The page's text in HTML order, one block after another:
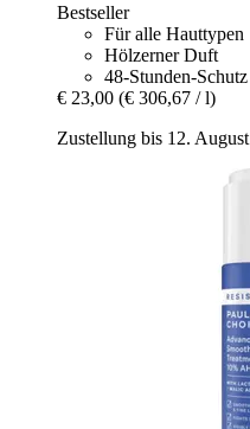
Bestseller
Für alle Hauttypen
Hölzerner Duft
48-Stunden-Schutz
€ 23,00 (€ 306,67 / l)
Zustellung bis 12. August